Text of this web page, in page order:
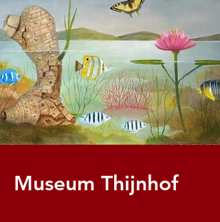
Museum Thijnhof